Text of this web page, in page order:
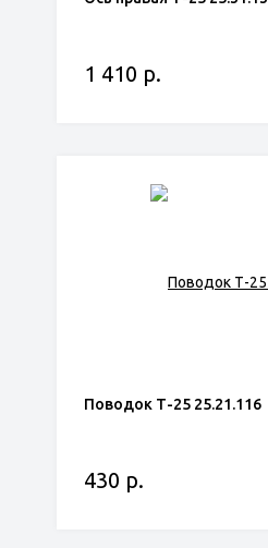
1 410 р.
Поводок Т-25 25.21.116
430 р.